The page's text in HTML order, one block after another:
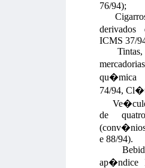
76/94);
ICMS 37/
74/94,
de
e 88/94).